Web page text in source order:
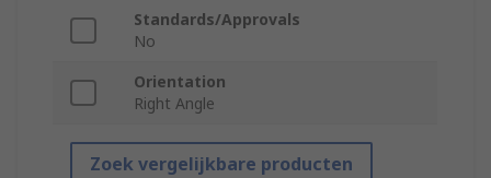
Standards/Approvals
No
Orientation
Right Angle
Zoek vergelijkbare producten